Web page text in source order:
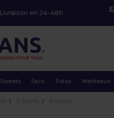
Livraison en 24-48h
Sweats Sacs Polos Manteaux